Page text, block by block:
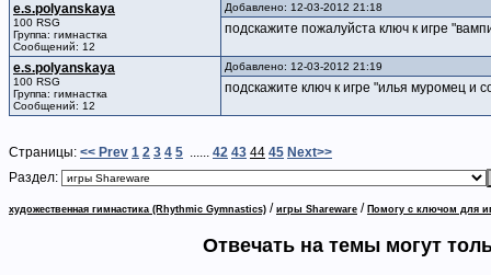
e.s.polyanskaya
100 RSG
Группа: гимнастка
Сообщений: 12
Добавлено: 12-03-2012 21:18
подскажите пожалуйста ключ к игре
e.s.polyanskaya
100 RSG
Группа: гимнастка
Сообщений: 12
Добавлено: 12-03-2012 21:19
подскажите ключ к игре "илья муромец и
Страницы: << Prev 1 2 3 4 5 ...... 42 43 44 45 Next>>
Раздел:
художественная гимнастика (Rhythmic Gymnastics) / игры Shareware / Помогу с ключом для
Отвечать на темы могут